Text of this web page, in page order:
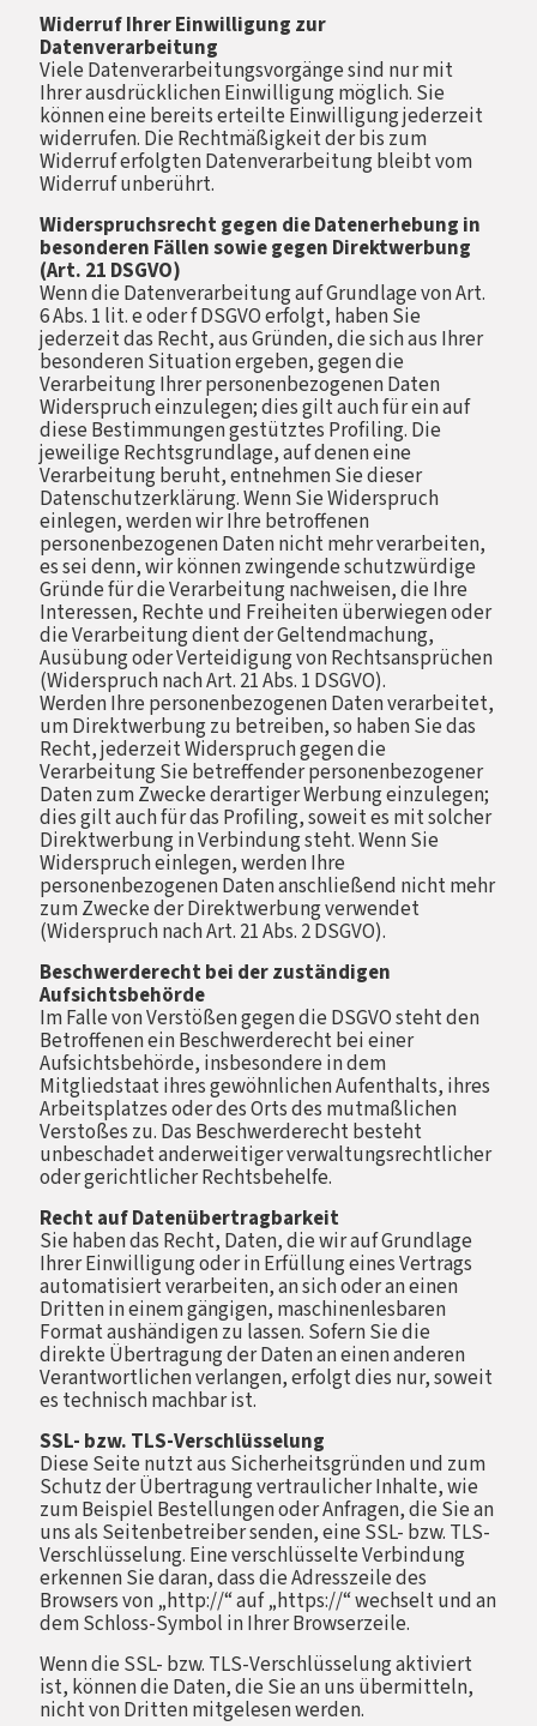
Widerruf Ihrer Einwilligung zur
Datenverarbeitung
Viele Datenverarbeitungsvorgänge sind nur mit
Ihrer ausdrücklichen Einwilligung möglich. Sie
können eine bereits erteilte Einwilligung jederzeit
widerrufen. Die Rechtmäßigkeit der bis zum
Widerruf erfolgten Datenverarbeitung bleibt vom
Widerruf unberührt.
Widerspruchsrecht gegen die Datenerhebung in
besonderen Fällen sowie gegen Direktwerbung
(Art. 21 DSGVO)
Wenn die Datenverarbeitung auf Grundlage von Art.
6 Abs. 1 lit. e oder f DSGVO erfolgt, haben Sie
jederzeit das Recht, aus Gründen, die sich aus Ihrer
besonderen Situation ergeben, gegen die
Verarbeitung Ihrer personenbezogenen Daten
Widerspruch einzulegen; dies gilt auch für ein auf
diese Bestimmungen gestütztes Profiling. Die
jeweilige Rechtsgrundlage, auf denen eine
Verarbeitung beruht, entnehmen Sie dieser
Datenschutzerklärung. Wenn Sie Widerspruch
einlegen, werden wir Ihre betroffenen
personenbezogenen Daten nicht mehr verarbeiten,
es sei denn, wir können zwingende schutzwürdige
Gründe für die Verarbeitung nachweisen, die Ihre
Interessen, Rechte und Freiheiten überwiegen oder
die Verarbeitung dient der Geltendmachung,
Ausübung oder Verteidigung von Rechtsansprüchen
(Widerspruch nach Art. 21 Abs. 1 DSGVO).
Werden Ihre personenbezogenen Daten verarbeitet,
um Direktwerbung zu betreiben, so haben Sie das
Recht, jederzeit Widerspruch gegen die
Verarbeitung Sie betreffender personenbezogener
Daten zum Zwecke derartiger Werbung einzulegen;
dies gilt auch für das Profiling, soweit es mit solcher
Direktwerbung in Verbindung steht. Wenn Sie
Widerspruch einlegen, werden Ihre
personenbezogenen Daten anschließend nicht mehr
zum Zwecke der Direktwerbung verwendet
(Widerspruch nach Art. 21 Abs. 2 DSGVO).
Beschwerderecht bei der zuständigen
Aufsichtsbehörde
Im Falle von Verstößen gegen die DSGVO steht den
Betroffenen ein Beschwerderecht bei einer
Aufsichtsbehörde, insbesondere in dem
Mitgliedstaat ihres gewöhnlichen Aufenthalts, ihres
Arbeitsplatzes oder des Orts des mutmaßlichen
Verstoßes zu. Das Beschwerderecht besteht
unbeschadet anderweitiger verwaltungsrechtlicher
oder gerichtlicher Rechtsbehelfe.
Recht auf Datenübertragbarkeit
Sie haben das Recht, Daten, die wir auf Grundlage
Ihrer Einwilligung oder in Erfüllung eines Vertrags
automatisiert verarbeiten, an sich oder an einen
Dritten in einem gängigen, maschinenlesbaren
Format aushändigen zu lassen. Sofern Sie die
direkte Übertragung der Daten an einen anderen
Verantwortlichen verlangen, erfolgt dies nur, soweit
es technisch machbar ist.
SSL- bzw. TLS-Verschlüsselung
Diese Seite nutzt aus Sicherheitsgründen und zum
Schutz der Übertragung vertraulicher Inhalte, wie
zum Beispiel Bestellungen oder Anfragen, die Sie an
uns als Seitenbetreiber senden, eine SSL- bzw. TLS-
Verschlüsselung. Eine verschlüsselte Verbindung
erkennen Sie daran, dass die Adresszeile des
Browsers von „http://“ auf „https://“ wechselt und an
dem Schloss-Symbol in Ihrer Browserzeile.
Wenn die SSL- bzw. TLS-Verschlüsselung aktiviert
ist, können die Daten, die Sie an uns übermitteln,
nicht von Dritten mitgelesen werden.